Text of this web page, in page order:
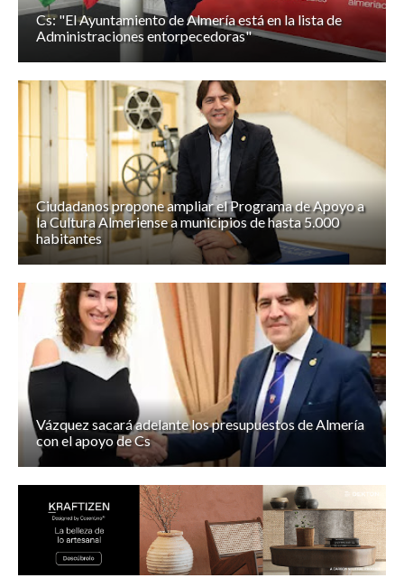
Cs: "El Ayuntamiento de Almería está en la lista de
Administraciones entorpecedoras"
Ciudadanos propone ampliar el Programa de Apoyo a
la Cultura Almeriense a municipios de hasta 5.000
habitantes
Vázquez sacará adelante los presupuestos de Almería
con el apoyo de Cs